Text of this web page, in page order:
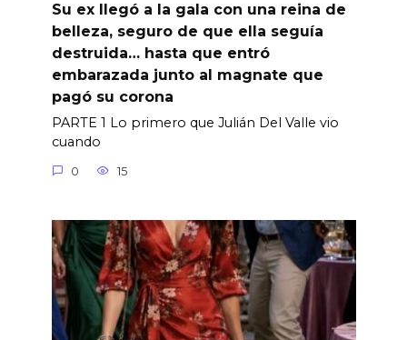
Su ex llegó a la gala con una reina de
belleza, seguro de que ella seguía
destruida… hasta que entró
embarazada junto al magnate que
pagó su corona
PARTE 1 Lo primero que Julián Del Valle vio
cuando
0 15